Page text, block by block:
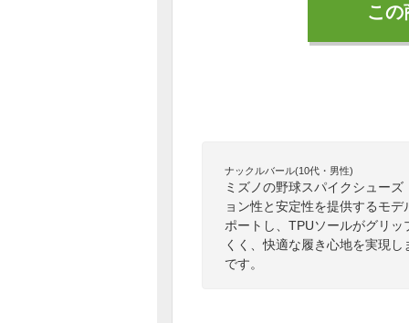
こ
ナックルバール(10代・男性)
ミズノの野球スパイクシュー
ョン性と安定性を提供するモ
ポートし、TPUソールがグリ
くく、快適な履き心地を実現
です。